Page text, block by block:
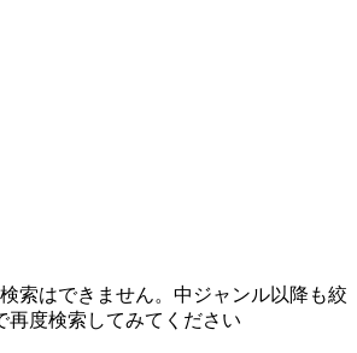
索はできません。中ジャンル以降も絞
再度検索してみてください